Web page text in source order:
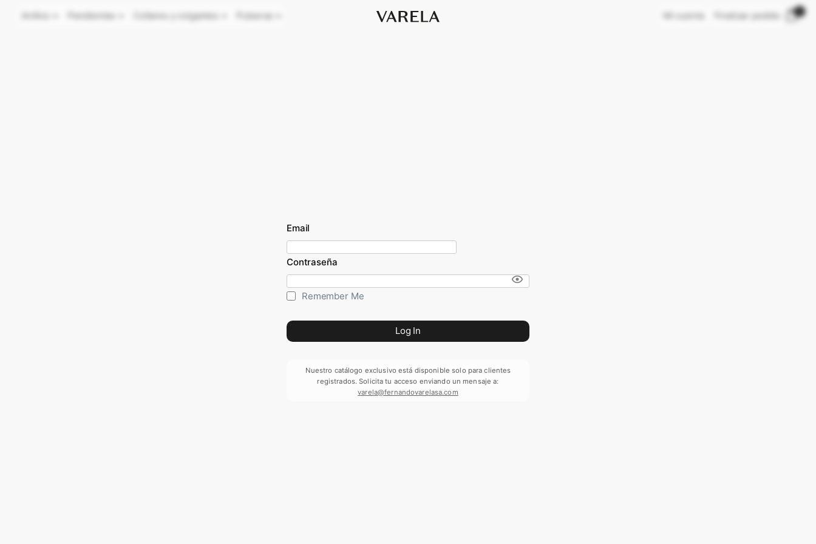
Anillos Pendientes Collares y colgantes Pulseras Mi cuenta Finalizar pedido 0
Email
Contraseña
Remember Me
Nuestro catálogo exclusivo está disponible solo para clientes
registrados. Solicita tu acceso enviando un mensaje a:
varela@fernandovarelasa.com